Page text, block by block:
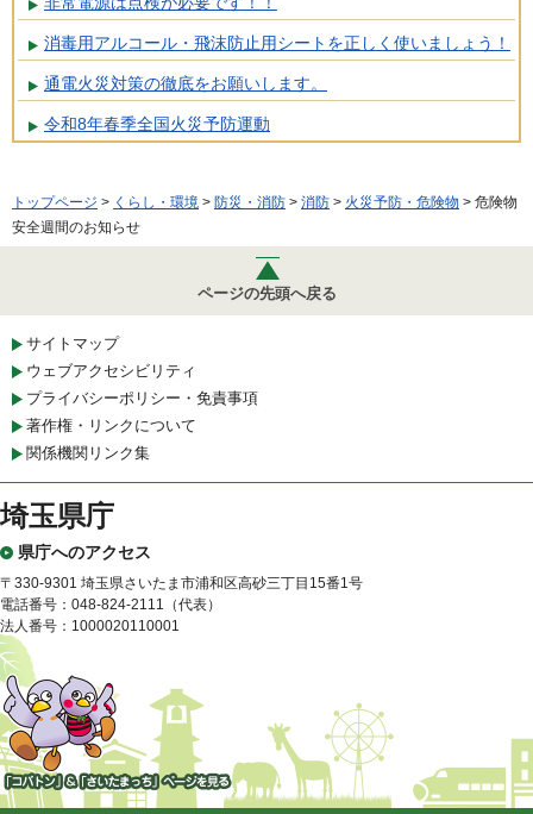
消毒用アルコール・飛沫防止用シートを正しく使いましょう！
通電火災対策の徹底をお願いします。
令和8年春季全国火災予防運動
トップページ > くらし・環境 > 防災・消防 > 消防 > 火災予防・危険物 > 危険物
安全週間のお知らせ
ページの先頭へ戻る
サイトマップ
ウェブアクセシビリティ
プライバシーポリシー・免責事項
著作権・リンクについて
関係機関リンク集
埼玉県庁
県庁へのアクセス
〒330-9301 埼玉県さいたま市浦和区高砂三丁目15番1号
電話番号：048-824-2111（代表）
法人番号：1000020110001
「コバトン」&「さいたまっ